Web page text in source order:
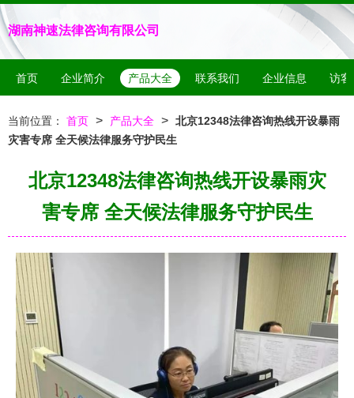
湖南神速法律咨询有限公司
首页 企业简介 产品大全 联系我们 企业信息 访客
当前位置： 首页 > 产品大全 > 北京12348法律咨询热线开设暴雨
灾害专席 全天候法律服务守护民生
北京12348法律咨询热线开设暴雨灾
害专席 全天候法律服务守护民生